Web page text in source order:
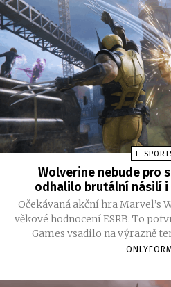
E-
Wolverine nebude pro
odhalilo brutální násilí i
Očekávaná akční hra
věkové hodnocení ESRB. To
Games vsadilo na výrazně
mutanta. Hráče čeká brutální